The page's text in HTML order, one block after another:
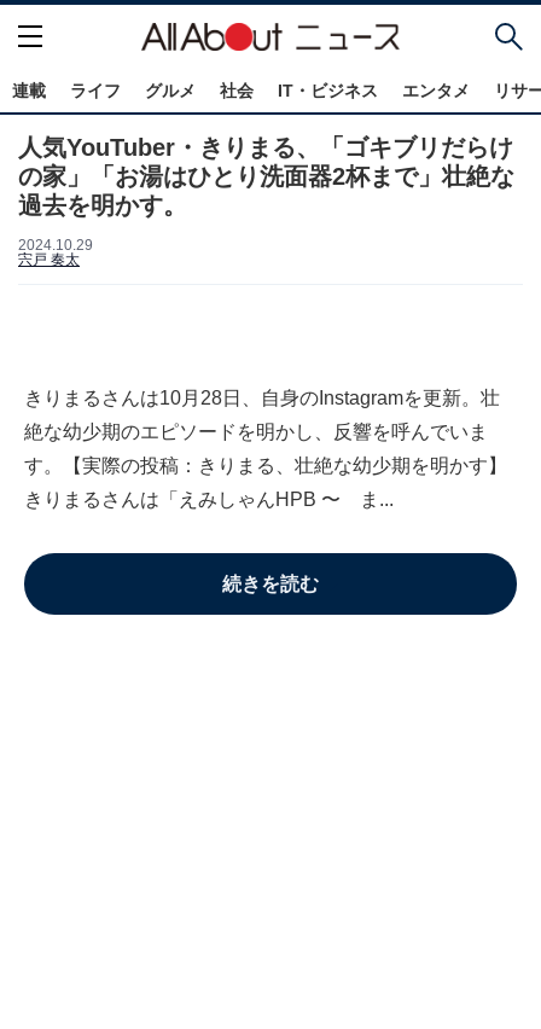
連載 ライフ グルメ 社会 IT・ビジネス エンタメ リサ
人気YouTuber・きりまる、「ゴキブリだらけ
の家」「お湯はひとり洗面器2杯まで」壮絶な
過去を明かす。
2024.10.29
宍戸 奏太
きりまるさんは10月28日、自身のInstagramを更新。壮
絶な幼少期のエピソードを明かし、反響を呼んでいま
す。【実際の投稿：きりまる、壮絶な幼少期を明かす】
きりまるさんは「えみしゃんHPB 〜 ま...
続きを読む